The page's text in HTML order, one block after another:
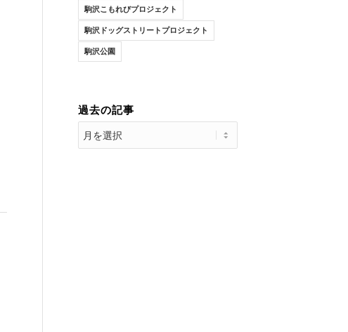
駒沢こもれびプロジェクト
駒沢ドッグストリートプロジェクト
駒沢公園
過去の記事